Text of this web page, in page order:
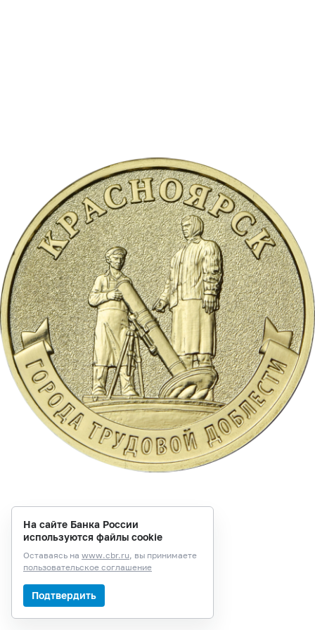
На сайте Банка России
используются файлы cookie
Оставаясь на www.cbr.ru, вы принимаете
пользовательское соглашение
Подтвердить